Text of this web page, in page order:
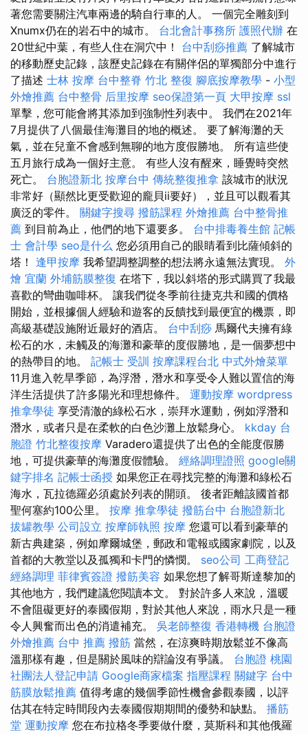
著您需要關注汽車兩邊的騎自行車的人。 一個完全雕刻到
Xnumx仍在的岩石中的城市。 台北會計事務所 護照代辦 在
20世紀中葉，有些人住在洞穴中！ 台中刮痧推薦 了解城市
的移動歷史記錄，該歷史記錄在有關伴侶的單獨部分中進行
了描述 士林 按摩 台中整脊 竹北 整復 腳底按摩教學 - 小型
外燴推薦 台中整骨 后里按摩 seo保證第一頁 大甲按摩 ssl
單擊，您可能會將其添加到強制性列表中。 我們在2021年
7月提供了八個最佳海灘目的地的概述。 要了解海灘的天
氣，並在兒童不會感到無聊的地方度假勝地。 所有這些使
五月旅行成為一個好主意。 有些人沒有醒來，睡覺時突然
死亡。 台胞證新北 按摩台中 傳統整復推拿 該城市的狀況
非常好（顯然比更受歡迎的龐貝ii要好），並且可以觀看其
廣泛的零件。 關鍵字搜尋 撥筋課程 外燴推薦 台中整骨推
薦 到目前為止，他們的地下還要多。 台中排毒養生館 記帳
士 會計學 seo是什么 您必須用自己的眼睛看到比薩傾斜的
塔！ 逢甲按摩 我希望調整調整的想法將永遠無法實現。 外
燴 宜蘭 外埔筋膜整復 在塔下，我以斜塔的形式購買了我最
喜歡的彎曲咖啡杯。 讓我們從冬季前往捷克共和國的價格
開始，並根據個人經驗和遊客的反饋找到最便宜的機票，即
高級基礎設施附近最好的酒店。 台中刮痧 馬爾代夫擁有綠
松石的水，未觸及的海灘和豪華的度假勝地，是一個夢想中
的熱帶目的地。 記帳士 受訓 按摩課程台北 中式外燴菜單
11月進入乾旱季節，為浮潛，潛水和享受令人難以置信的海
洋生活提供了許多陽光和理想條件。 運動按摩 wordpress
推拿學徒 享受清澈的綠松石水，崇拜水運動，例如浮潛和
潛水，或者只是在柔軟的白色沙灘上放鬆身心。 kkday 台
胞證 竹北整復按摩 Varadero還提供了出色的全能度假勝
地，可提供豪華的海灘度假體驗。 經絡調理證照 google關
鍵字排名 記帳士函授 如果您正在尋找完整的海灘和綠松石
海水，瓦拉德羅必須處於列表的開頭。 後者距離該國首都
聖何塞約100公里。 按摩 推拿學徒 撥筋台中 台胞證新北
拔罐教學 公司設立 按摩師執照 按摩 您還可以看到豪華的
新古典建築，例如摩爾城堡，郵政和電報或國家劇院，以及
首都的大教堂以及孤獨和卡門的憐憫。 seo公司 工商登記
經絡調理 菲律賓簽證 撥筋美容 如果您想了解哥斯達黎加的
其他地方，我們建議您閱讀本文。 對於許多人來說，溫暖
不會阻礙更好的泰國假期，對於其他人來說，雨水只是一種
令人興奮而出色的消遣補充。 吳老師整復 香港轉機 台胞證
外燴推薦 台中 推薦 撥筋 當然，在涼爽時期放鬆並不像高
溫那樣有趣，但是關於風味的辯論沒有爭議。 台胞證 桃園
社團法人登記申請 Google商家檔案 指壓課程 關鍵字 台中
筋膜放鬆推薦 值得考慮的幾個季節性機會參觀泰國，以評
估其在特定時間段內去泰國假期期間的優勢和缺點。 播筋
堂 運動按摩 您在布拉格冬季要做什麼，莫斯科和其他俄羅